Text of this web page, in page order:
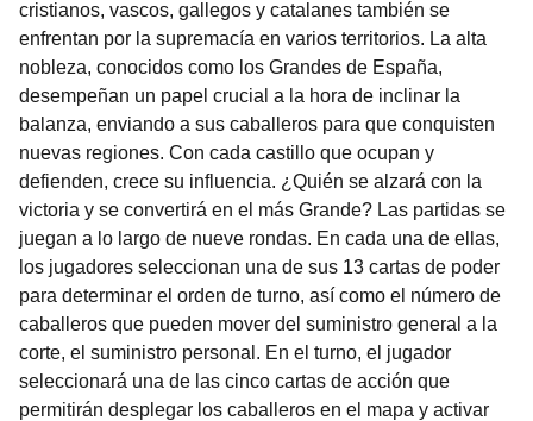
cristianos, vascos, gallegos y catalanes también se
enfrentan por la supremacía en varios territorios. La alta
nobleza, conocidos como los Grandes de España,
desempeñan un papel crucial a la hora de inclinar la
balanza, enviando a sus caballeros para que conquisten
nuevas regiones. Con cada castillo que ocupan y
defienden, crece su influencia. ¿Quién se alzará con la
victoria y se convertirá en el más Grande? Las partidas se
juegan a lo largo de nueve rondas. En cada una de ellas,
los jugadores seleccionan una de sus 13 cartas de poder
para determinar el orden de turno, así como el número de
caballeros que pueden mover del suministro general a la
corte, el suministro personal. En el turno, el jugador
seleccionará una de las cinco cartas de acción que
permitirán desplegar los caballeros en el mapa y activar